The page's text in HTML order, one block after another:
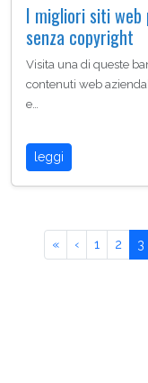
I migliori siti
senza copyright
Visita una di queste
contenuti web
e…
leggi
« ‹ 1 2 3